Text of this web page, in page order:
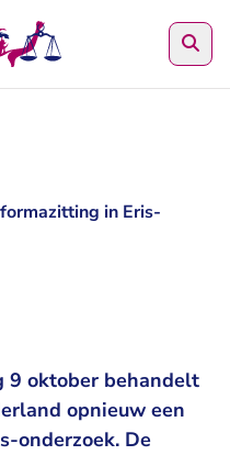
in Eris-
9 oktober behandelt
opnieuw een
onderzoek. De